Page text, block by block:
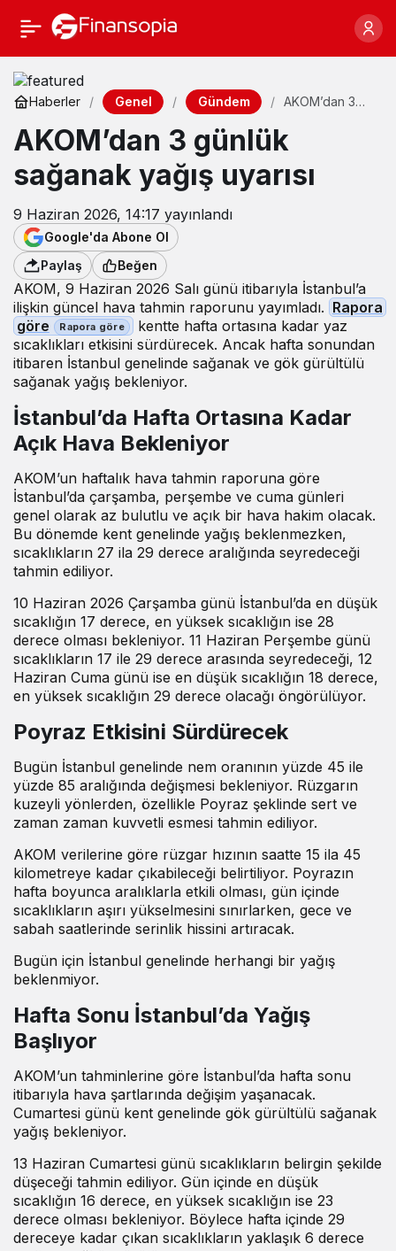
Haberler Genel Gündem
AKOM’dan 3
sağanak yağış
uyarısı
AKOM’dan 3 günlük
sağanak yağış uyarısı
9 Haziran 2026, 14:17 yayınlandı
Google'da Abone Ol
Paylaş
Beğen
AKOM, 9 Haziran 2026 Salı günü itibarıyla İstanbul’a
ilişkin güncel hava tahmin raporunu yayımladı. Rapora
göre
kentte hafta ortasına kadar yaz
sıcaklıkları etkisini sürdürecek. Ancak hafta sonundan
itibaren İstanbul genelinde sağanak ve gök gürültülü
sağanak yağış bekleniyor.
İstanbul’da Hafta Ortasına Kadar
Açık Hava Bekleniyor
AKOM’un haftalık hava tahmin raporuna göre
İstanbul’da çarşamba, perşembe ve cuma günleri
genel olarak az bulutlu ve açık bir hava hakim olacak.
Bu dönemde kent genelinde yağış beklenmezken,
sıcaklıkların 27 ila 29 derece aralığında seyredeceği
tahmin ediliyor.
10 Haziran 2026 Çarşamba günü İstanbul’da en düşük
sıcaklığın 17 derece, en yüksek sıcaklığın ise 28
derece olması bekleniyor. 11 Haziran Perşembe günü
sıcaklıkların 17 ile 29 derece arasında seyredeceği, 12
Haziran Cuma günü ise en düşük sıcaklığın 18 derece,
en yüksek sıcaklığın 29 derece olacağı öngörülüyor.
Poyraz Etkisini Sürdürecek
Bugün İstanbul genelinde nem oranının yüzde 45 ile
yüzde 85 aralığında değişmesi bekleniyor. Rüzgarın
kuzeyli yönlerden, özellikle Poyraz şeklinde sert ve
zaman zaman kuvvetli esmesi tahmin ediliyor.
AKOM verilerine göre rüzgar hızının saatte 15 ila 45
kilometreye kadar çıkabileceği belirtiliyor. Poyrazın
hafta boyunca aralıklarla etkili olması, gün içinde
sıcaklıkların aşırı yükselmesini sınırlarken, gece ve
sabah saatlerinde serinlik hissini artıracak.
Bugün için İstanbul genelinde herhangi bir yağış
beklenmiyor.
Hafta Sonu İstanbul’da Yağış
Başlıyor
AKOM’un tahminlerine göre İstanbul’da hafta sonu
itibarıyla hava şartlarında değişim yaşanacak.
Cumartesi günü kent genelinde gök gürültülü sağanak
yağış bekleniyor.
13 Haziran Cumartesi günü sıcaklıkların belirgin şekilde
düşeceği tahmin ediliyor. Gün içinde en düşük
sıcaklığın 16 derece, en yüksek sıcaklığın ise 23
derece olması bekleniyor. Böylece hafta içinde 29
dereceye kadar çıkan sıcaklıkların yaklaşık 6 derece